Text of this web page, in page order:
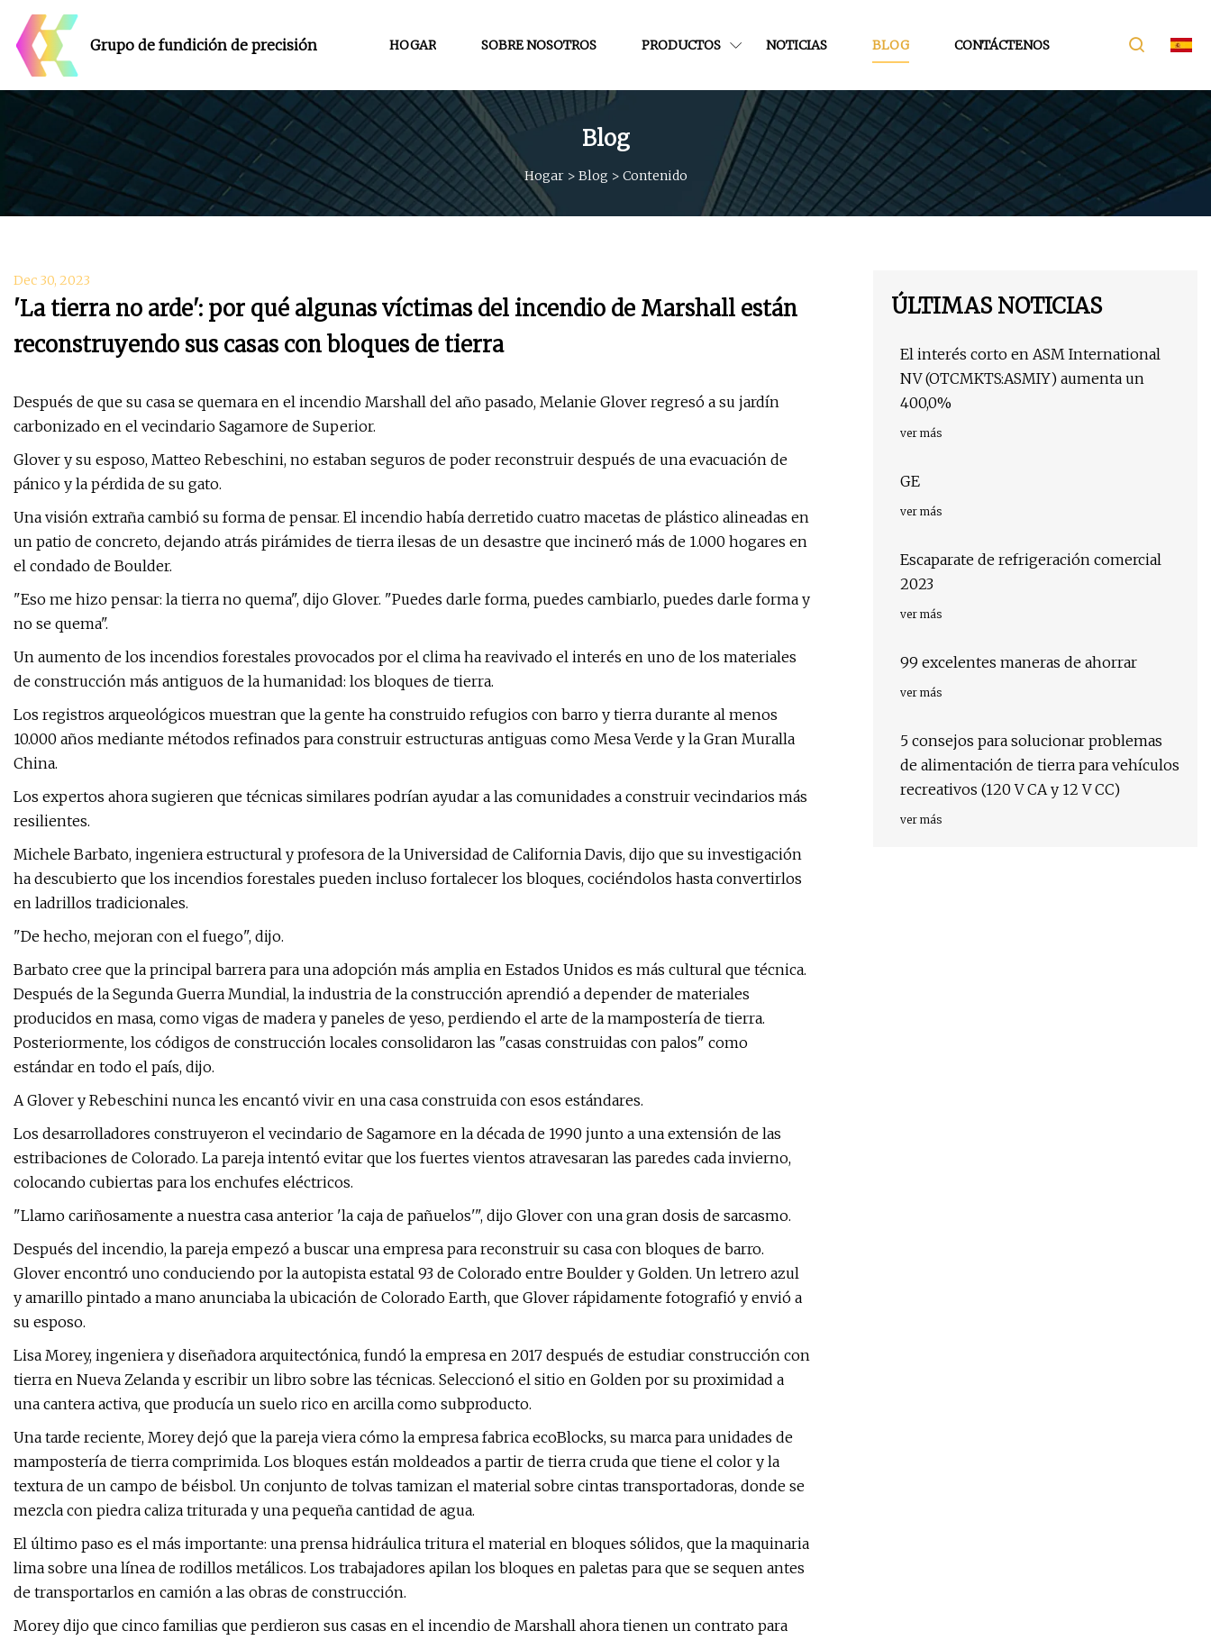
Grupo de fundición de precisión HOGAR SOBRE NOSOTROS PRODUCTOS NOTICIAS BLOG CONTÁCTENOS
Blog
Hogar> Blog > Contenido
Dec 30, 2023
'La tierra no arde': por qué algunas víctimas del incendio de Marshall están
reconstruyendo sus casas con bloques de tierra
Después de que su casa se quemara en el incendio Marshall del año pasado, Melanie Glover regresó a su jardín
carbonizado en el vecindario Sagamore de Superior.
Glover y su esposo, Matteo Rebeschini, no estaban seguros de poder reconstruir después de una evacuación de
pánico y la pérdida de su gato.
Una visión extraña cambió su forma de pensar. El incendio había derretido cuatro macetas de plástico alineadas en
un patio de concreto, dejando atrás pirámides de tierra ilesas de un desastre que incineró más de 1.000 hogares en
el condado de Boulder.
"Eso me hizo pensar: la tierra no quema", dijo Glover. "Puedes darle forma, puedes cambiarlo, puedes darle forma y
no se quema".
Un aumento de los incendios forestales provocados por el clima ha reavivado el interés en uno de los materiales
de construcción más antiguos de la humanidad: los bloques de tierra.
Los registros arqueológicos muestran que la gente ha construido refugios con barro y tierra durante al menos
10.000 años mediante métodos refinados para construir estructuras antiguas como Mesa Verde y la Gran Muralla
China.
Los expertos ahora sugieren que técnicas similares podrían ayudar a las comunidades a construir vecindarios más
resilientes.
Michele Barbato, ingeniera estructural y profesora de la Universidad de California Davis, dijo que su investigación
ha descubierto que los incendios forestales pueden incluso fortalecer los bloques, cociéndolos hasta convertirlos
en ladrillos tradicionales.
"De hecho, mejoran con el fuego", dijo.
Barbato cree que la principal barrera para una adopción más amplia en Estados Unidos es más cultural que técnica.
Después de la Segunda Guerra Mundial, la industria de la construcción aprendió a depender de materiales
producidos en masa, como vigas de madera y paneles de yeso, perdiendo el arte de la mampostería de tierra.
Posteriormente, los códigos de construcción locales consolidaron las "casas construidas con palos" como
estándar en todo el país, dijo.
A Glover y Rebeschini nunca les encantó vivir en una casa construida con esos estándares.
Los desarrolladores construyeron el vecindario de Sagamore en la década de 1990 junto a una extensión de las
estribaciones de Colorado. La pareja intentó evitar que los fuertes vientos atravesaran las paredes cada invierno,
colocando cubiertas para los enchufes eléctricos.
"Llamo cariñosamente a nuestra casa anterior 'la caja de pañuelos'", dijo Glover con una gran dosis de sarcasmo.
Después del incendio, la pareja empezó a buscar una empresa para reconstruir su casa con bloques de barro.
Glover encontró uno conduciendo por la autopista estatal 93 de Colorado entre Boulder y Golden. Un letrero azul
y amarillo pintado a mano anunciaba la ubicación de Colorado Earth, que Glover rápidamente fotografió y envió a
su esposo.
Lisa Morey, ingeniera y diseñadora arquitectónica, fundó la empresa en 2017 después de estudiar construcción con
tierra en Nueva Zelanda y escribir un libro sobre las técnicas. Seleccionó el sitio en Golden por su proximidad a
una cantera activa, que producía un suelo rico en arcilla como subproducto.
Una tarde reciente, Morey dejó que la pareja viera cómo la empresa fabrica ecoBlocks, su marca para unidades de
mampostería de tierra comprimida. Los bloques están moldeados a partir de tierra cruda que tiene el color y la
textura de un campo de béisbol. Un conjunto de tolvas tamizan el material sobre cintas transportadoras, donde se
mezcla con piedra caliza triturada y una pequeña cantidad de agua.
El último paso es el más importante: una prensa hidráulica tritura el material en bloques sólidos, que la maquinaria
lima sobre una línea de rodillos metálicos. Los trabajadores apilan los bloques en paletas para que se sequen antes
de transportarlos en camión a las obras de construcción.
Morey dijo que cinco familias que perdieron sus casas en el incendio de Marshall ahora tienen un contrato para
ÚLTIMAS NOTICIAS
El interés corto en ASM International
NV (OTCMKTS:ASMIY) aumenta un
400,0%
ver más
GE
ver más
Escaparate de refrigeración comercial
2023
ver más
99 excelentes maneras de ahorrar
ver más
5 consejos para solucionar problemas
de alimentación de tierra para vehículos
recreativos (120 V CA y 12 V CC)
ver más